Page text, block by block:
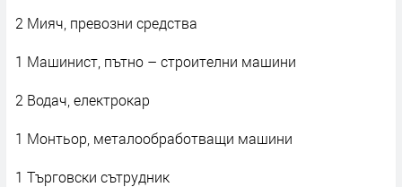
2 Мияч, превозни средства
1 Машинист, пътно – строителни машини
2 Водач, електрокар
1 Монтьор, металообработващи машини
1 Търговски сътрудник